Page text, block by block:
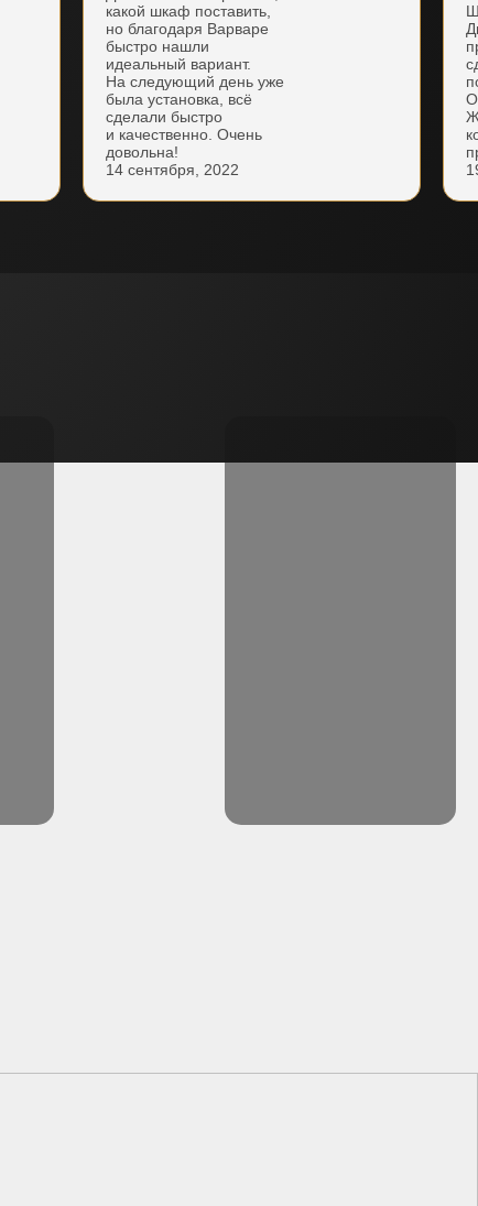
какой шкаф поставить,
но благодаря Варваре
быстро нашли
идеальный вариант.
На следующий день уже
была установка, всё
сделали быстро
и качественно. Очень
довольна!
14 сентября, 2022